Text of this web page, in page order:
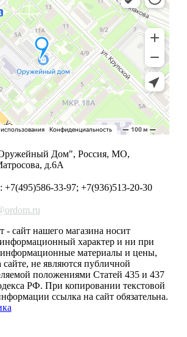
Дом", Россия, МО,
д.6А
+7(495)586-33-97; +7(936)513-20-30
- сайт нашего магазина носит
характер и ни при
информационные материалы и цены,
не являются публичной
положениями Статей 435 и 437
РФ. При копировании текстовой
ссылка на сайт обязательна.